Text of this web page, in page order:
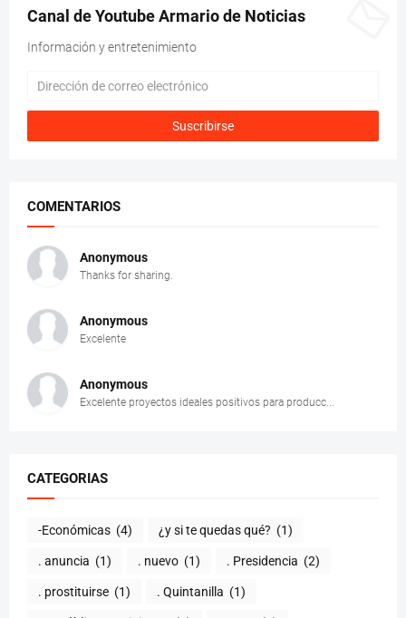
Canal de Youtube Armario de Noticias
Información y entretenimiento
COMENTARIOS
Anonymous
Thanks for sharing.
Anonymous
Excelente
Anonymous
Excelente proyectos ideales positivos para producc...
CATEGORIAS
-Económicas (4) ¿y si te quedas qué? (1)
. anuncia (1) . nuevo (1) . Presidencia (2)
. prostituirse (1) . Quintanilla (1)